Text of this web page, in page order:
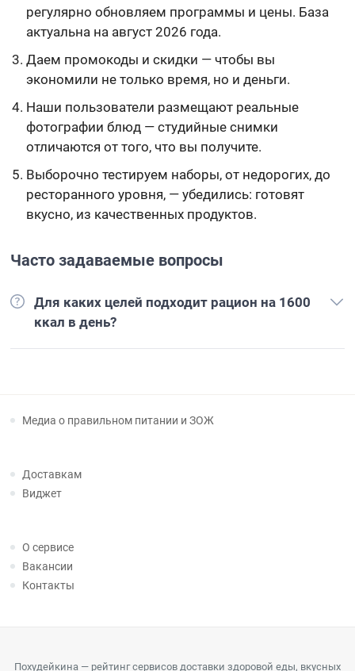
регулярно обновляем программы и цены. База
актуальна на август 2026 года.
Даем промокоды и скидки — чтобы вы
экономили не только время, но и деньги.
Наши пользователи размещают реальные
фотографии блюд — студийные снимки
отличаются от того, что вы получите.
Выборочно тестируем наборы, от недорогих, до
ресторанного уровня, — убедились: готовят
вкусно, из качественных продуктов.
Часто задаваемые вопросы
Для каких целей подходит рацион на 1600
ккал в день?
Медиа о правильном питании и ЗОЖ
Доставкам
Виджет
О сервисе
Вакансии
Контакты
Похудейкина — рейтинг сервисов доставки здоровой еды, вкусных